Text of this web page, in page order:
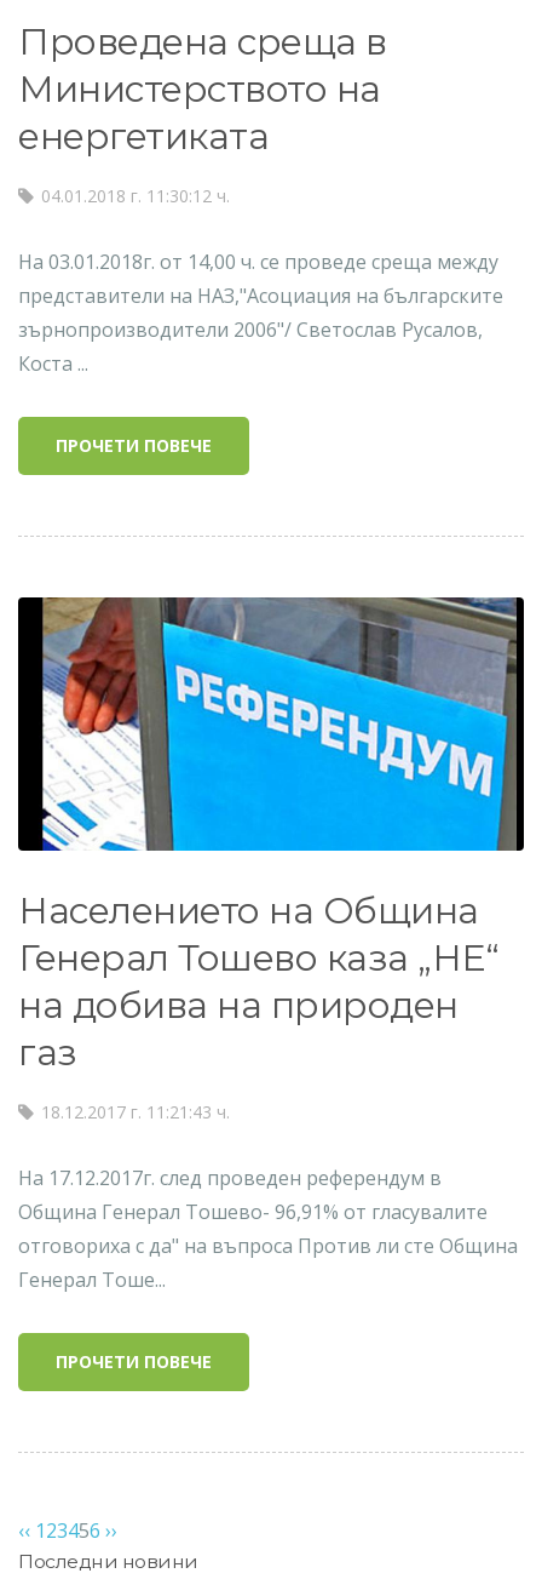
Проведена среща в
Министерството на
енергетиката
04.01.2018 г. 11:30:12 ч.
На 03.01.2018г. от 14,00 ч. се проведе среща между
представители на НАЗ,"Асоциация на българските
зърнопроизводители 2006"/ Светослав Русалов,
Коста ...
ПРОЧЕТИ ПОВЕЧЕ
Населението на Община
Генерал Тошево каза „НЕ“
на добива на природен
газ
18.12.2017 г. 11:21:43 ч.
На 17.12.2017г. след проведен референдум в
Община Генерал Тошево- 96,91% от гласувалите
отговориха с да" на въпроса Против ли сте Община
Генерал Тоше...
ПРОЧЕТИ ПОВЕЧЕ
‹‹ 123456 ››
Последни новини